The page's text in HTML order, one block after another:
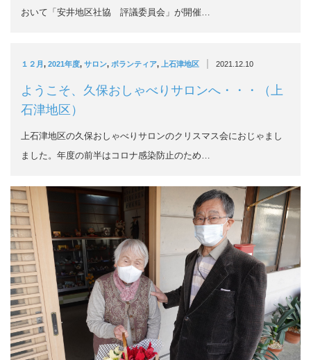
おいて「安井地区社協 評議委員会」が開催…
１２月, 2021年度, サロン, ボランティア, 上石津地区 | 2021.12.10
ようこそ、久保おしゃべりサロンへ・・・（上
石津地区）
上石津地区の久保おしゃべりサロンのクリスマス会におじゃまし
ました。年度の前半はコロナ感染防止のため…